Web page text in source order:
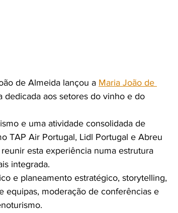
de Almeida lançou a Maria João de
dedicada aos setores do vinho e do
e uma atividade consolidada de
TAP Air Portugal, Lidl Portugal e Abreu
esta experiência numa estrutura
integrada.
e planeamento estratégico, storytelling,
equipas, moderação de conferências e